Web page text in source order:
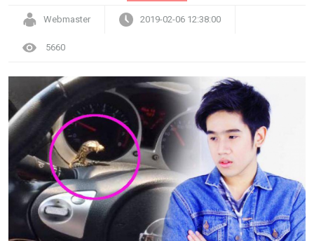
ไลฟ์สไตล์
สังคมออนไลน์
พระดอทกะฉ่อน
กะฉ่อนช้อปปิ้ง
Webmaster 2019-02-06 12:38:00
5660